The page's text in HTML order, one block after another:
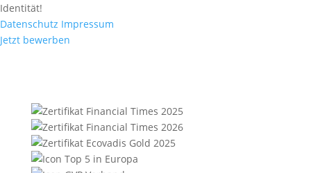
Identität!
Datenschutz Impressum
Jetzt bewerben